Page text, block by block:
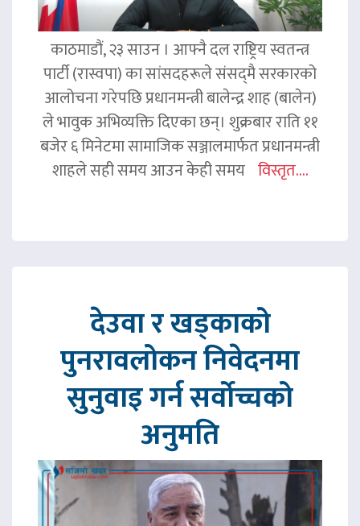
काठमाडौं, २३ साउन । आफ्नै दल राष्ट्रिय स्वतन्त्र
पार्टी (रास्वपा) का सांसदहरूले संसद्‌मै सरकारको
आलोचना गरेपछि प्रधानमन्त्री बालेन्द्र शाह (बालेन)
ले भावुक अभिव्यक्ति दिएका छन्। शुक्रबार राति ११
बजेर ६ मिनेटमा सामाजिक सञ्जालमार्फत प्रधानमन्त्री
शाहले सही समय आउन केही समय विस्तृत....
देउवा र खड्काको
पुनरावलोकन निवेदनमा
सुनुवाइ गर्न सर्वोच्चको
अनुमति